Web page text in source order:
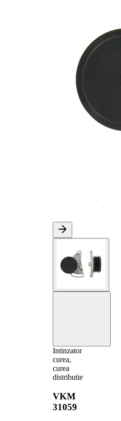
Intinzator
curea,
curea
distributie
VKM
31059
Diametru
64 mm